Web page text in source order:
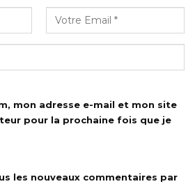
mon adresse e-mail et mon site
pour la prochaine fois que je
les nouveaux commentaires par